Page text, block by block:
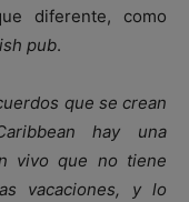
diferente, como
pub.
que se crean
hay una
vivo que no tiene
vacaciones, y lo